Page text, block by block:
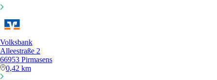
Volksbank
Alleestraße 2
66953 Pirmasens
0,42 km